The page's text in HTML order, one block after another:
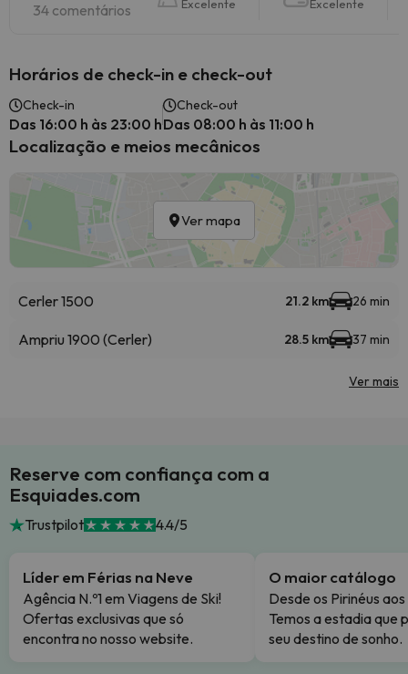
34 comentários Excelente Excelente
Horários de check-in e check-out
Check-in
Das 16:00 h às 23:00 h
Check-out
Das 08:00 h às 11:00 h
Localização e meios mecânicos
Ver mapa
Cerler 1500 21.2 km 26 min
Ampriu 1900 (Cerler) 28.5 km 37 min
Ver mais
Reserve com confiança com a
Esquiades.com
Trustpilot 4.4/5
Líder em Férias na Neve
Agência N.º1 em Viagens de Ski!
Ofertas exclusivas que só
encontra no nosso website.
O maior catálogo
Desde os Pirinéus
Temos a estadia que
seu destino de sonho.